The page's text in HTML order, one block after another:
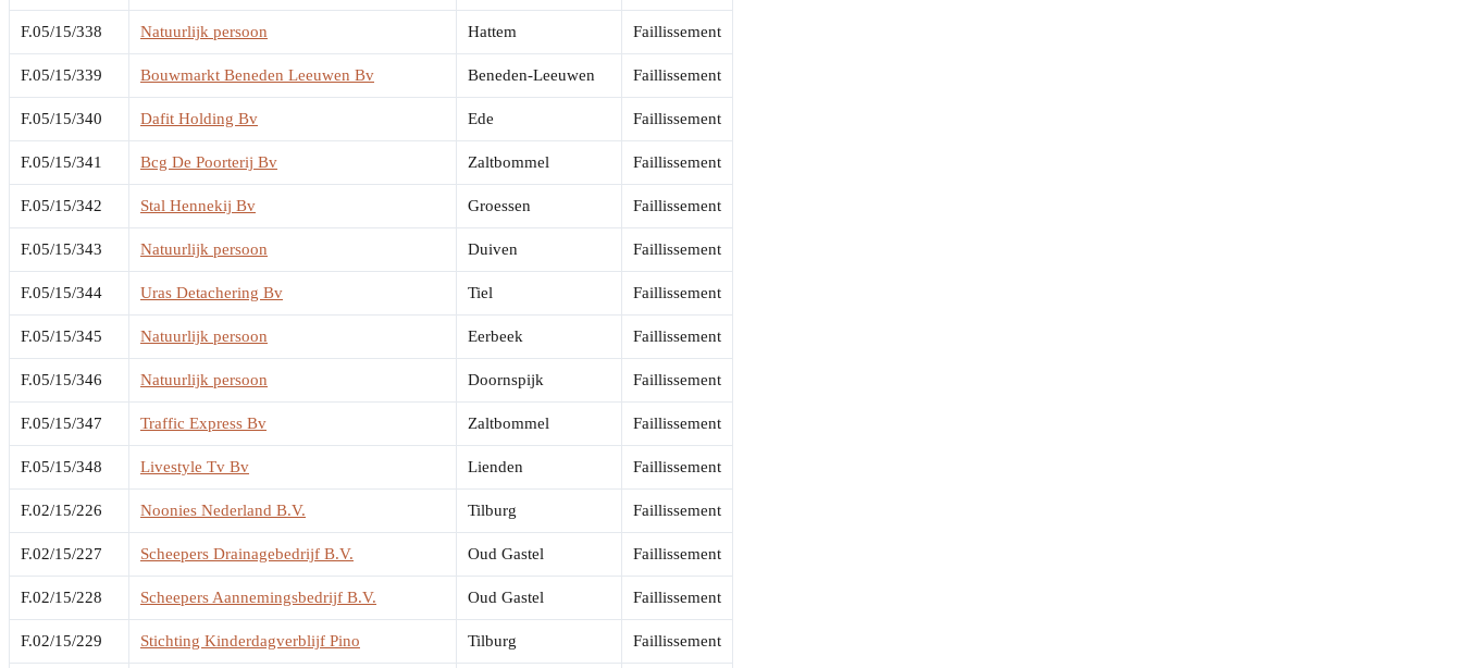
F.05/15/338 Natuurlijk persoon Hattem Faillissement
F.05/15/339 Bouwmarkt Beneden Leeuwen Bv Beneden-Leeuwen Faillissement
F.05/15/340 Dafit Holding Bv Ede Faillissement
F.05/15/341 Bcg De Poorterij Bv Zaltbommel Faillissement
F.05/15/342 Stal Hennekij Bv Groessen Faillissement
F.05/15/343 Natuurlijk persoon Duiven Faillissement
F.05/15/344 Uras Detachering Bv Tiel Faillissement
F.05/15/345 Natuurlijk persoon Eerbeek Faillissement
F.05/15/346 Natuurlijk persoon Doornspijk Faillissement
F.05/15/347 Traffic Express Bv Zaltbommel Faillissement
F.05/15/348 Livestyle Tv Bv Lienden Faillissement
F.02/15/226 Noonies Nederland B.V. Tilburg Faillissement
F.02/15/227 Scheepers Drainagebedrijf B.V. Oud Gastel Faillissement
F.02/15/228 Scheepers Aannemingsbedrijf B.V. Oud Gastel Faillissement
F.02/15/229 Stichting Kinderdagverblijf Pino Tilburg Faillissement